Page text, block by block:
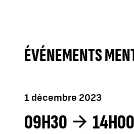
ÉVÉNEMENTS
1 décembre 2023
09H30 14H00